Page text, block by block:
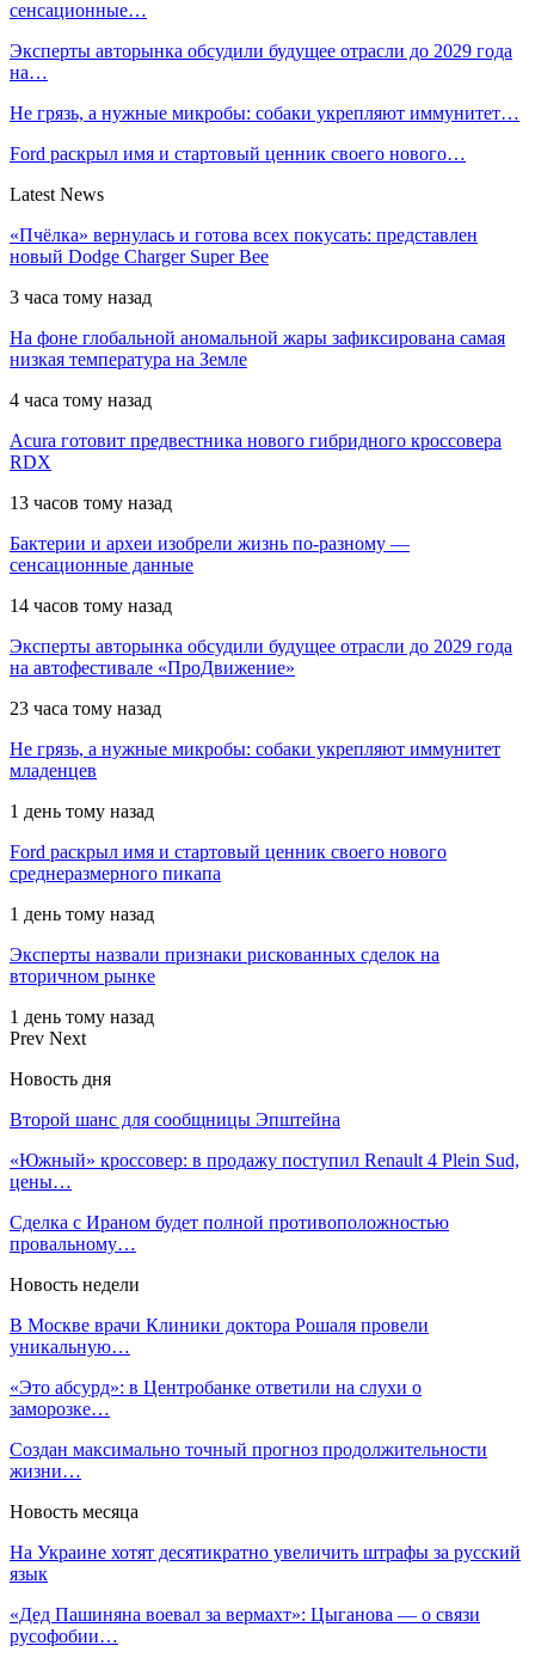
сенсационные…
Эксперты авторынка обсудили будущее отрасли до 2029 года
на…
Не грязь, а нужные микробы: собаки укрепляют иммунитет…
Ford раскрыл имя и стартовый ценник своего нового…
Latest News
«Пчёлка» вернулась и готова всех покусать: представлен
новый Dodge Charger Super Bee
3 часа тому назад
На фоне глобальной аномальной жары зафиксирована самая
низкая температура на Земле
4 часа тому назад
Acura готовит предвестника нового гибридного кроссовера
RDX
13 часов тому назад
Бактерии и археи изобрели жизнь по-разному —
сенсационные данные
14 часов тому назад
Эксперты авторынка обсудили будущее отрасли до 2029 года
на автофестивале «ПроДвижение»
23 часа тому назад
Не грязь, а нужные микробы: собаки укрепляют иммунитет
младенцев
1 день тому назад
Ford раскрыл имя и стартовый ценник своего нового
среднеразмерного пикапа
1 день тому назад
Эксперты назвали признаки рискованных сделок на
вторичном рынке
1 день тому назад
Prev Next
Новость дня
Второй шанс для сообщницы Эпштейна
«Южный» кроссовер: в продажу поступил Renault 4 Plein Sud,
цены…
Сделка с Ираном будет полной противоположностью
провальному…
Новость недели
В Москве врачи Клиники доктора Рошаля провели
уникальную…
«Это абсурд»: в Центробанке ответили на слухи о
заморозке…
Создан максимально точный прогноз продолжительности
жизни…
Новость месяца
На Украине хотят десятикратно увеличить штрафы за русский
язык
«Дед Пашиняна воевал за вермахт»: Цыганова — о связи
русофобии…